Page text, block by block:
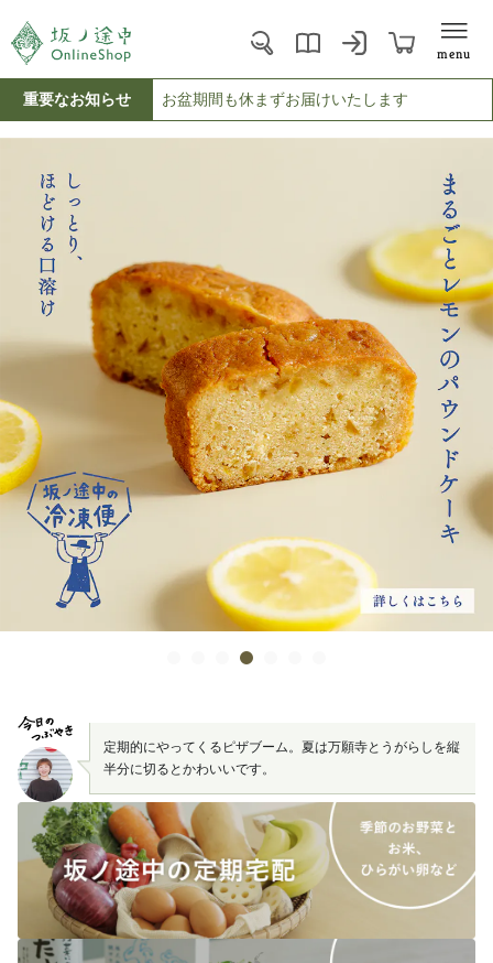
menu
重要なお知らせ お盆期間も休まずお届けいたします
定期的にやってくるピザブーム。夏は万願寺とうがらしを縦
半分に切るとかわいいです。